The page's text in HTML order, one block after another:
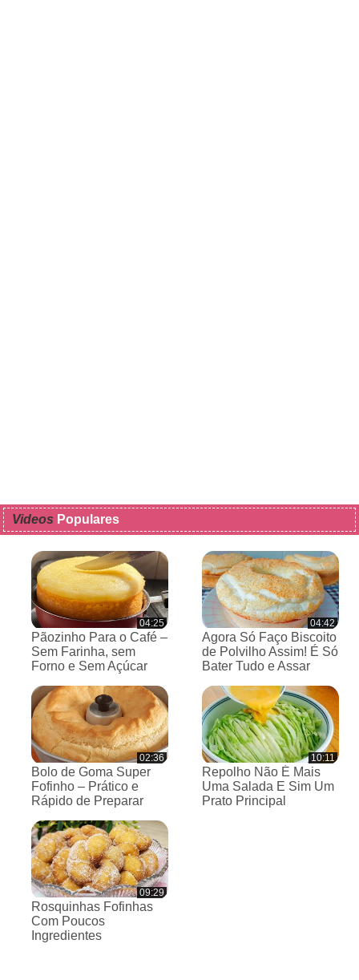
Videos Populares
04:25
Pãozinho Para o Café –
Sem Farinha, sem
Forno e Sem Açúcar
04:42
Agora Só Faço Biscoito
de Polvilho Assim! É Só
Bater Tudo e Assar
02:36
Bolo de Goma Super
Fofinho – Prático e
Rápido de Preparar
10:11
Repolho Não É Mais
Uma Salada E Sim Um
Prato Principal
09:29
Rosquinhas Fofinhas
Com Poucos
Ingredientes